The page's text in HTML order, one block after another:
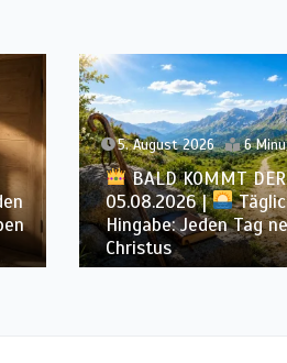
4. August 2026 6
BALD KOMMT
04.08.2026 |
Lasst
Lichter brennen:
im Alltag